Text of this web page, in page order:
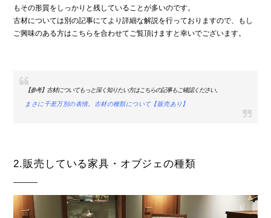
もその形質をしっかりと残していることが多いのです。
古材については別の記事にてより詳細な解説を行っておりますので、もし
ご興味のある方はこちらを合わせてご覧頂けますと幸いでございます。
【参考】古材についてもっと深く知りたい方はこちらの記事もご確認ください。
まさに千差万別の表情。古材の種類について【販売あり】
2.販売している家具・オブジェの種類